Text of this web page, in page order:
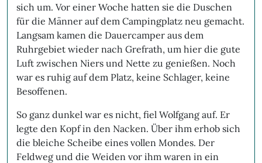
sich um. Vor einer Woche hatten sie die Duschen
für die Männer auf dem Campingplatz neu gemacht.
Langsam kamen die Dauercamper aus dem
Ruhrgebiet wieder nach Grefrath, um hier die gute
Luft zwischen Niers und Nette zu genießen. Noch
war es ruhig auf dem Platz, keine Schlager, keine
Besoffenen.
So ganz dunkel war es nicht, fiel Wolfgang auf. Er
legte den Kopf in den Nacken. Über ihm erhob sich
die bleiche Scheibe eines vollen Mondes. Der
Feldweg und die Weiden vor ihm waren in ein